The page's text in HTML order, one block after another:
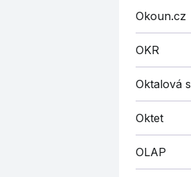
Okoun.cz
OKR
Oktalová
Oktet
OLAP